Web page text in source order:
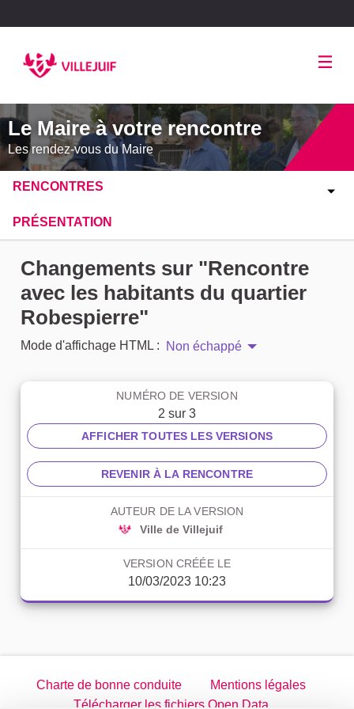
Le Maire à votre rencontre
Les rendez-vous du Maire
RENCONTRES
PRÉSENTATION
Changements sur "Rencontre
avec les habitants du quartier
Robespierre"
Mode d'affichage HTML : Non échappé
NUMÉRO DE VERSION
2 sur 3
AFFICHER TOUTES LES VERSIONS
REVENIR À LA RENCONTRE
AUTEUR DE LA VERSION
Ville de Villejuif
VERSION CRÉÉE LE
10/03/2023 10:23
Charte de bonne conduite
Mentions légales
Télécharger les fichiers Open Data